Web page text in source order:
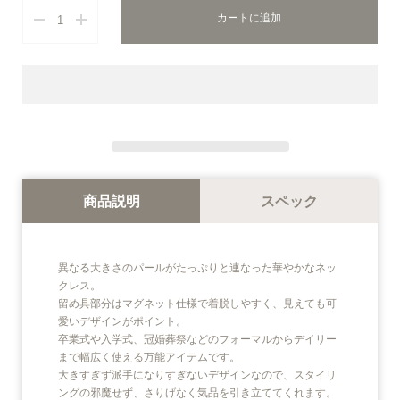
カートに追加
商品説明 スペック
異なる大きさのパールがたっぷりと連なった華やかなネッ
クレス。
留め具部分はマグネット仕様で着脱しやすく、見えても可
愛いデザインがポイント。
卒業式や入学式、冠婚葬祭などのフォーマルからデイリー
まで幅広く使える万能アイテムです。
大きすぎず派手になりすぎないデザインなので、スタイリ
ングの邪魔せず、さりげなく気品を引き立ててくれます。